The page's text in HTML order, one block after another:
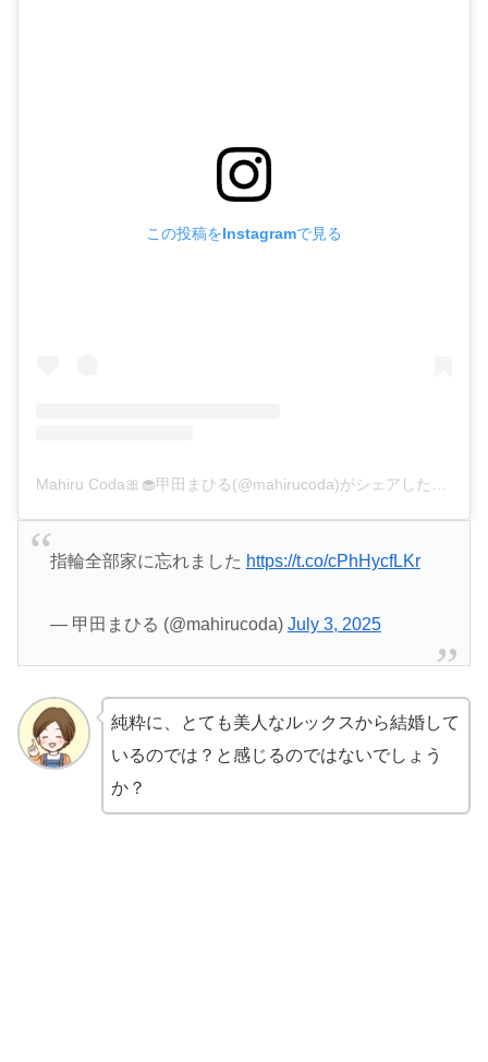
この投稿をInstagramで見る
指輪全部家に忘れました https://t.co/cPhHycfLKr
— 甲田まひる (@mahirucoda) July 3, 2025
純粋に、とても美人なルックスから結婚して
いるのでは？と感じるのではないでしょう
か？